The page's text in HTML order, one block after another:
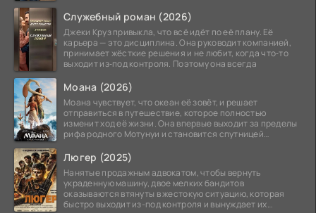
Служебный роман (2026)
Джеки Круз привыкла, что всё идёт по её плану. Её
карьера — это дисциплина. Она руководит компанией,
принимает жёсткие решения и не любит, когда что‑то
выходит из‑под контроля. Поэтому она всегда
Моана (2026)
Моана чувствует, что океан её зовёт, и решает
отправиться в путешествие, которое полностью
изменит ход её жизни. Она впервые выходит за пределы
рифа родного Мотунуи и становится спутницей
Люгер (2025)
Нанятые продажным адвокатом, чтобы вернуть
украденную машину, двое мелких бандитов
оказываются втянуты в жестокую ситуацию, которая
быстро выходит из-под контроля и вынуждает их